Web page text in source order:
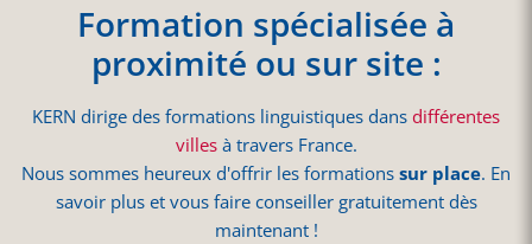
Formation spécialisée à
proximité ou sur site :
KERN dirige des formations linguistiques dansdifférentes
villesà travers France.
Nous sommes heureux d'offrir les formationssur place. En
savoir plus et vous faire conseiller gratuitement dès
maintenant !